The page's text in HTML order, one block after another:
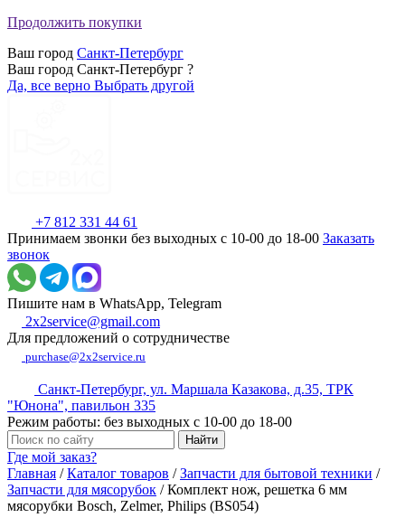
Продолжить покупки
Ваш город Санкт-Петербург
Ваш город Санкт-Петербург ?
Да, все верно Выбрать другой
+7 812 331 44 61
Принимаем звонки без выходных с 10-00 до 18-00 Заказать
звонок
Пишите нам в WhatsApp, Telegram
2x2service@gmail.com
Для предложений о сотрудничестве
purchase@2x2service.ru
Санкт-Петербург, ул. Маршала Казакова, д.35, ТРК
"Юнона", павильон 335
Режим работы: без выходных с 10-00 до 18-00
Где мой заказ?
Главная /Каталог товаров /Запчасти для бытовой техники /
Запчасти для мясорубок /Комплект нож, решетка 6 мм
мясорубки Bosch, Zelmer, Philips (BS054)